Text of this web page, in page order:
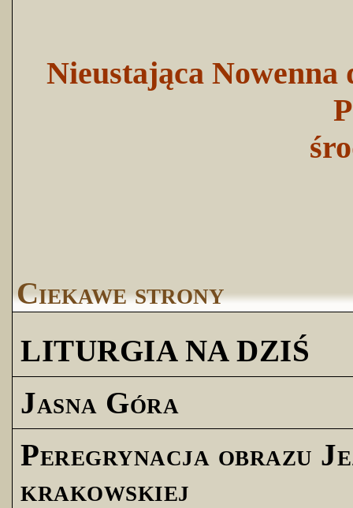
Nieustająca
Ciekawe strony
LITURGIA NA DZIŚ
Jasna Góra
Peregrynacja obrazu
krakowskiej